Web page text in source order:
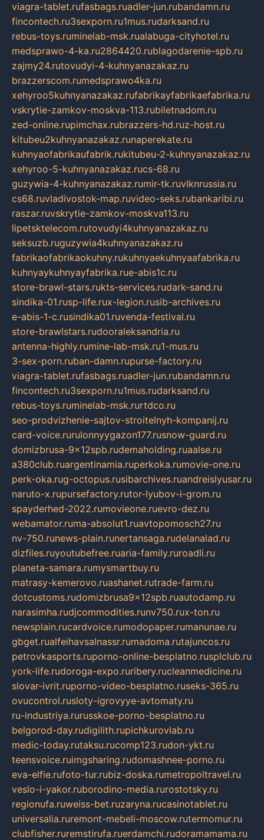
viagra-tablet.rufasbags.ruadler-jun.rubandamn.ru
fincontech.ru3sexporn.ru1mus.rudarksand.ru
rebus-toys.ruminelab-msk.rualabuga-cityhotel.ru
medsprawo-4-ka.ru2864420.rublagodarenie-spb.ru
zajmy24.rutovudyi-4-kuhnyanazakaz.ru
brazzerscom.rumedsprawo4ka.ru
xehyroo5kuhnyanazakaz.rufabrikayfabrikaefabrika.ru
vskrytie-zamkov-moskva-113.rubiletnadom.ru
zed-online.rupimchax.rubrazzers-hd.ruz-host.ru
kitubeu2kuhnyanazakaz.runaperekate.ru
kuhnyaofabrikaufabrik.rukitubeu-2-kuhnyanazakaz.ru
xehyroo-5-kuhnyanazakaz.rucs-68.ru
guzywia-4-kuhnyanazakaz.rumir-tk.ruvlknrussia.ru
cs68.ruvladivostok-map.ruvideo-seks.rubankaribi.ru
raszar.ruvskrytie-zamkov-moskva113.ru
lipetsktelecom.rutovudyi4kuhnyanazakaz.ru
seksuzb.ruguzywia4kuhnyanazakaz.ru
fabrikaofabrikaokuhny.rukuhnyaekuhnyaafabrika.ru
kuhnyaykuhnyayfabrika.rue-abis1c.ru
store-brawl-stars.rukts-services.rudark-sand.ru
sindika-01.rusp-life.rux-legion.rusib-archives.ru
e-abis-1-c.rusindika01.ruvenda-festival.ru
store-brawlstars.rudooraleksandria.ru
antenna-highly.rumine-lab-msk.ru1-mus.ru
3-sex-porn.ruban-damn.rupurse-factory.ru
viagra-tablet.rufasbags.ruadler-jun.rubandamn.ru
fincontech.ru3sexporn.ru1mus.rudarksand.ru
rebus-toys.ruminelab-msk.rurtdco.ru
seo-prodvizhenie-sajtov-stroitelnyh-kompanij.ru
card-voice.rurulonnyygazon177.rusnow-guard.ru
domizbrusa-9x12spb.rudemaholding.ruaalse.ru
a380club.ruargentinamia.ruperkoka.rumovie-one.ru
perk-oka.rug-octopus.rusibarchives.ruandreislyusar.ru
naruto-x.rupursefactory.rutor-lyubov-i-grom.ru
spayderhed-2022.rumovieone.ruevro-dez.ru
webamator.ruma-absolut1.ruavtopomosch27.ru
nv-750.runews-plain.runertansaga.rudelanalad.ru
dizfiles.ruyoutubefree.ruaria-family.ruroadli.ru
planeta-samara.rumysmartbuy.ru
matrasy-kemerovo.ruashanet.rutrade-farm.ru
dotcustoms.rudomizbrusa9x12spb.ruautodamp.ru
narasimha.rudjcommodities.runv750.rux-ton.ru
newsplain.rucardvoice.rumodopaper.rumanunae.ru
gbget.rualfeihavsalnassr.rumadoma.rutajuncos.ru
petrovkasports.ruporno-online-besplatno.rusplclub.ru
york-life.rudoroga-expo.ruribery.rucleanmedicine.ru
slovar-ivrit.ruporno-video-besplatno.ruseks-365.ru
ovucontrol.rusloty-igrovyye-avtomaty.ru
ru-industriya.rurusskoe-porno-besplatno.ru
belgorod-day.rudigilith.rupichkurovlab.ru
medic-today.rutaksu.rucomp123.rudon-ykt.ru
teensvoice.ruimgsharing.rudomashnee-porno.ru
eva-elfie.rufoto-tur.rubiz-doska.rumetropoltravel.ru
veslo-i-yakor.ruborodino-media.rurostotsky.ru
regionufa.ruweiss-bet.ruzaryna.rucasinotablet.ru
universalia.ruremont-mebeli-moscow.rutermomur.ru
clubfisher.ruremstirufa.ruerdamchi.rudoramamama.ru